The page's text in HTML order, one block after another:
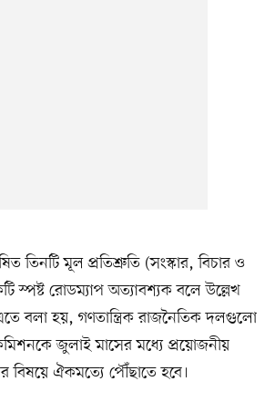
তিনটি মূল প্রতিশ্রুতি (সংস্কার, বিচার ও
স্পষ্ট রোডম্যাপ অত্যাবশ্যক বলে উল্লেখ
বলা হয়, গণতান্ত্রিক রাজনৈতিক দলগুলো
জুলাই মাসের মধ্যে প্রয়োজনীয়
বিষয়ে ঐকমত্যে পৌঁছাতে হবে।